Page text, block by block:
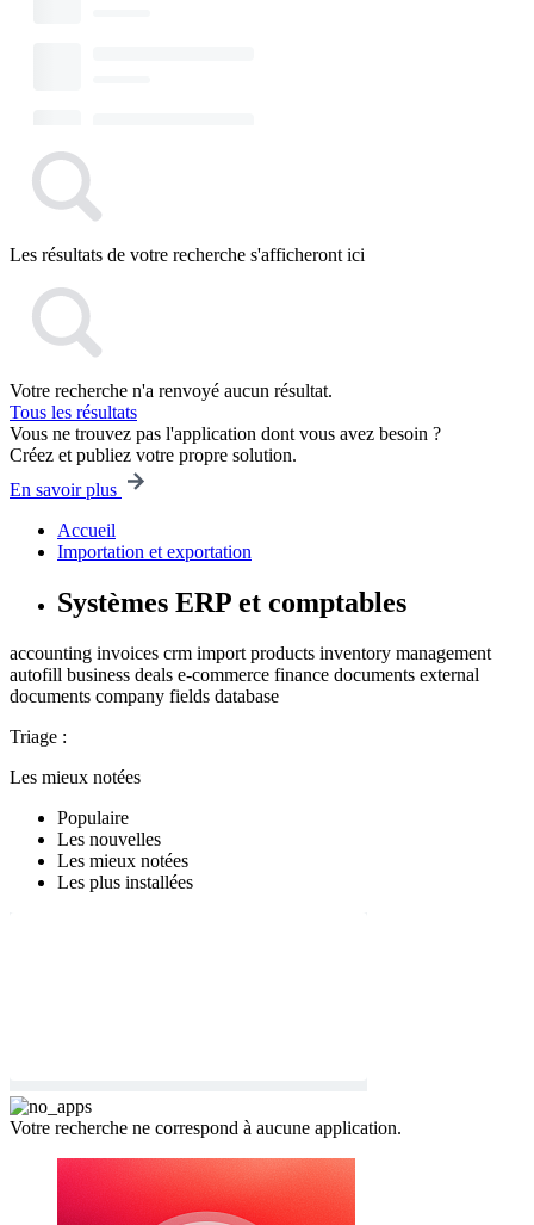
Les résultats de votre recherche s'afficheront ici
Votre recherche n'a renvoyé aucun résultat.
Tous les résultats
Vous ne trouvez pas l'application dont vous avez besoin ?
Créez et publiez votre propre solution.
En savoir plus
Accueil
Importation et exportation
Systèmes ERP et comptables
accounting invoices crm import products inventory management
autofill business deals e-commerce finance documents external
documents company fields database
Triage :
Les mieux notées
Populaire
Les nouvelles
Les mieux notées
Les plus installées
Votre recherche ne correspond à aucune application.